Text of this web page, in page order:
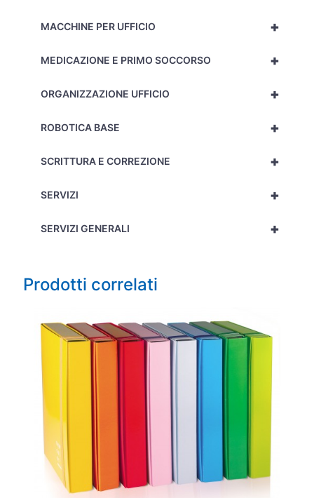
+
MACCHINE PER UFFICIO
+
MEDICAZIONE E PRIMO SOCCORSO
+
ORGANIZZAZIONE UFFICIO
+
ROBOTICA BASE
+
SCRITTURA E CORREZIONE
+
SERVIZI
+
SERVIZI GENERALI
Prodotti correlati